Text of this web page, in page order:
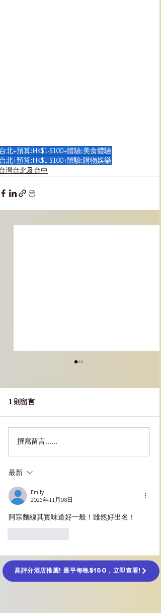
北+預算:HK$1-$100+體驗:美食體驗
北+預算:HK$1-$100+體驗:購物娛樂
灣台北及台中
［台北必玩景點］｜
VIVELAND VR 虛擬實境
1 則留言
撰寫留言......
最新
Emily
2025年11月08日
阿宗麵線其實味道好一般！雖然好出名！
高評分酒店推薦! 最平每晚$150，立即查看!